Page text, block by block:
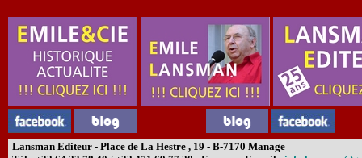
Lansman Editeur - Place de La Hestre , 19 - B-7170 Manage